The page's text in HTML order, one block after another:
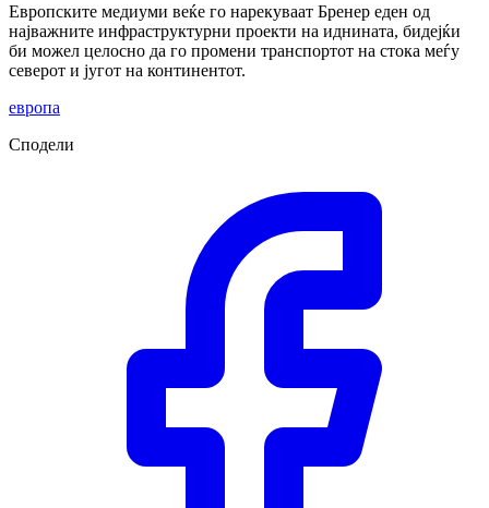
Европските медиуми веќе го нарекуваат Бренер еден од
најважните инфраструктурни проекти на иднината, бидејќи
би можел целосно да го промени транспортот на стока меѓу
северот и југот на континентот.
европа
Сподели